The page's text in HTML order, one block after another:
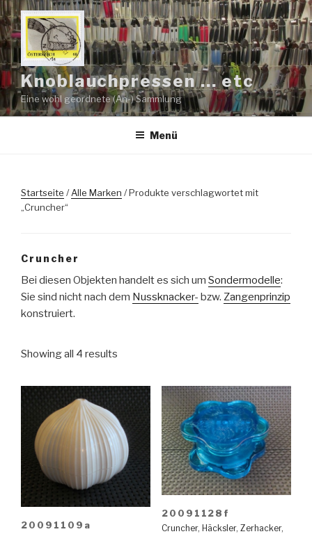
Zum
Inhalt
springen
Knoblauchpressen … etc
Eine wohl geordnete (An-) Sammlung
Menü
Startseite /Alle Marken / Produkte verschlagwortet mit
„Cruncher“
Cruncher
Bei diesen Objekten handelt es sich um Sondermodelle:
Sie sind nicht nach dem Nussknacker- bzw. Zangenprinzip
konstruiert.
Showing all 4 results
20091109a
20091128f
Cruncher, Häcksler, Zerhacker,